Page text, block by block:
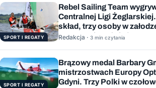
SPORT I REGATY
Rebel Sailing Team
Centralnej Ligi
skład, trzy osoby w
wygranych wyścigów
Redakcja · 3 min czytania
SPORT I REGATY
Brązowy medal Barbary
mistrzostwach Europy
Gdyni. Trzy Polki w